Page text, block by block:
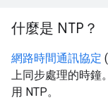
什麼是 NTP？
網路時間通訊協定
上同步處理的時鐘
用 NTP。